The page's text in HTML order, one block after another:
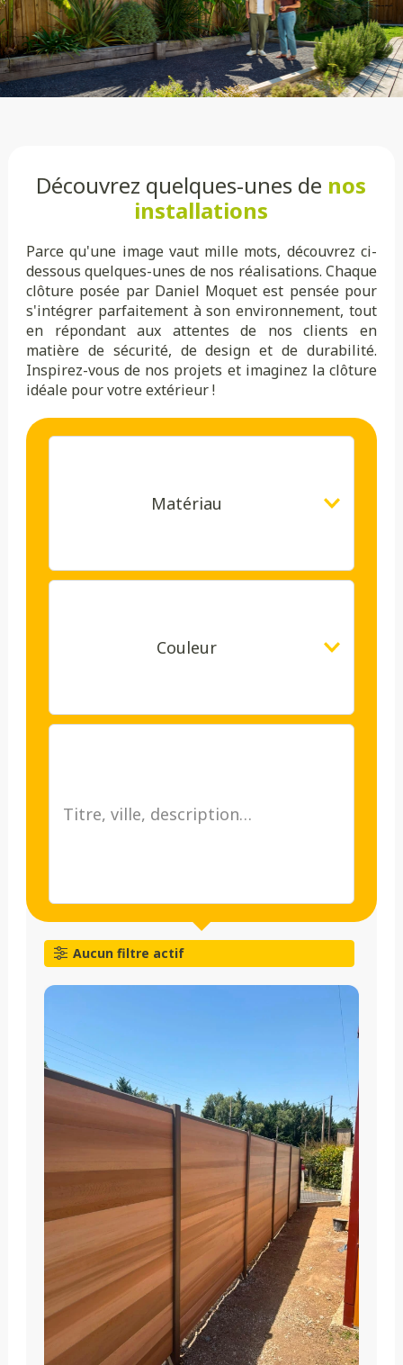
Découvrez quelques-unes de nos
installations
Parce qu'une image vaut mille mots, découvrez ci-
dessous quelques-unes de nos réalisations. Chaque
clôture posée par Daniel Moquet est pensée pour
s'intégrer parfaitement à son environnement, tout
en répondant aux attentes de nos clients en
matière de sécurité, de design et de durabilité.
Inspirez-vous de nos projets et imaginez la clôture
idéale pour votre extérieur !
Matériau
Couleur
Aucun filtre actif